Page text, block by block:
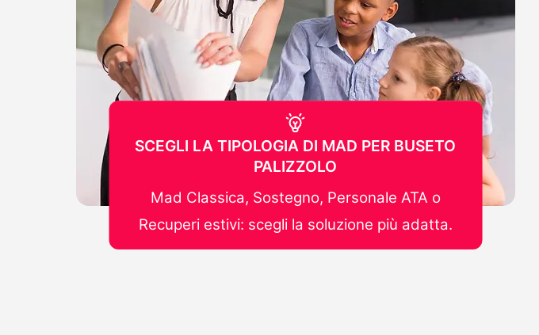
SCEGLI LA TIPOLOGIA DI MAD PER BUSETO
PALIZZOLO
Mad Classica, Sostegno, Personale ATA o
Recuperi estivi: scegli la soluzione più adatta.